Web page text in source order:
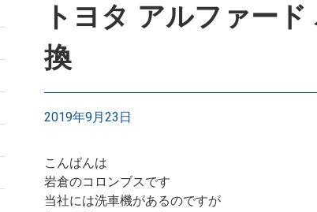
トヨタ アルファー
換
2019年9月23日
こんばんは
岩倉のコロンブスです
当社には洗車機があるのですが